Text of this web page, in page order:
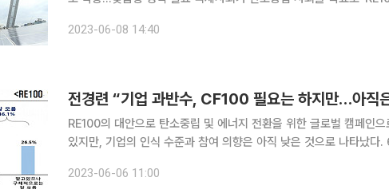
energy 100%)'에 힘을 싣고
2023-06-08 14:40
전경련 “기업 과반수, CF100 필요는 하지만…아직
RE100의 대안으로 탄소중립 및 에너지 전환을 위한 글로벌 캠페인
있지만, 기업의 인식 수준과 참여 의향은 아직 낮은 것으로 나타났다. 6일 전국경제인연합회(이하
답)으로 실시한 조사에 따르면, 응답 기업의 31.4%가
2023-06-06 11:00